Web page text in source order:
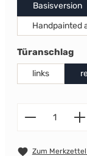
Basisversion
Handpainted
Türanschlag
links
Zum